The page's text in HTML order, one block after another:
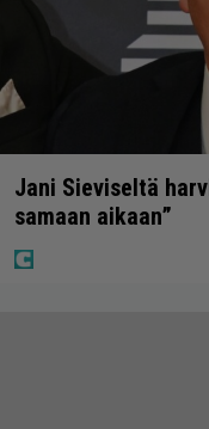
Jani Sieviseltä
samaan aikaan”